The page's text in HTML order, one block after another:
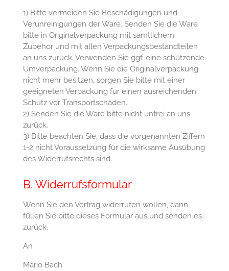
1) Bitte vermeiden Sie Beschädigungen und
Verunreinigungen der Ware. Senden Sie die Ware
bitte in Originalverpackung mit sämtlichem
Zubehör und mit allen Verpackungsbestandteilen
an uns zurück. Verwenden Sie ggf. eine schützende
Umverpackung. Wenn Sie die Originalverpackung
nicht mehr besitzen, sorgen Sie bitte mit einer
geeigneten Verpackung für einen ausreichenden
Schutz vor Transportschäden.
2) Senden Sie die Ware bitte nicht unfrei an uns
zurück.
3) Bitte beachten Sie, dass die vorgenannten Ziffern
1-2 nicht Voraussetzung für die wirksame Ausübung
des Widerrufsrechts sind.
B. Widerrufsformular
Wenn Sie den Vertrag widerrufen wollen, dann
füllen Sie bitte dieses Formular aus und senden es
zurück.
An
Mario Bach